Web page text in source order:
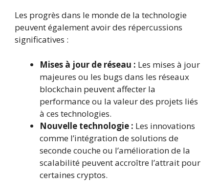
Les progrès dans le monde de la technologie
peuvent également avoir des répercussions
significatives :
Mises à jour de réseau : Les mises à jour
majeures ou les bugs dans les réseaux
blockchain peuvent affecter la
performance ou la valeur des projets liés
à ces technologies.
Nouvelle technologie : Les innovations
comme l’intégration de solutions de
seconde couche ou l’amélioration de la
scalabilité peuvent accroître l’attrait pour
certaines cryptos.